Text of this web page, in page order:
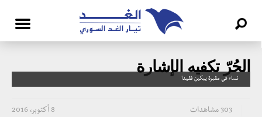
الحُرّ تكفيه الإشارة
نساء في مقبرة يبكين فقيدا
8 أكتوبر، 2016 303 مشاهدات